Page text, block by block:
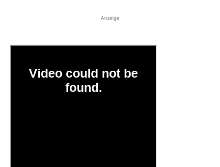
Anzeige